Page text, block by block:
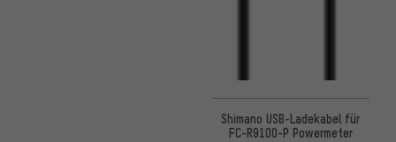
Shimano USB-Ladekabel für
FC-R9100-P Powermeter